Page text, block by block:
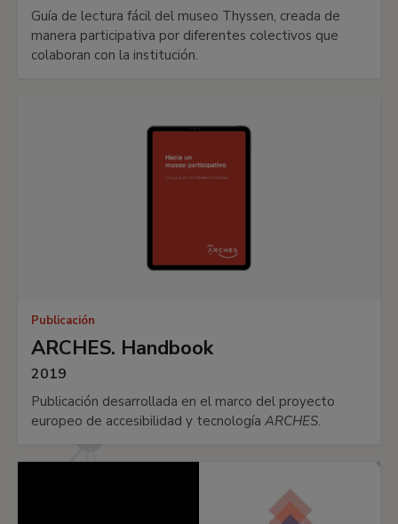
Guía de lectura fácil del museo Thyssen, creada de
manera participativa por diferentes colectivos que
colaboran con la institución.
Publicación
ARCHES. Handbook
2019
Publicación desarrollada en el marco del proyecto
europeo de accesibilidad y tecnología ARCHES.